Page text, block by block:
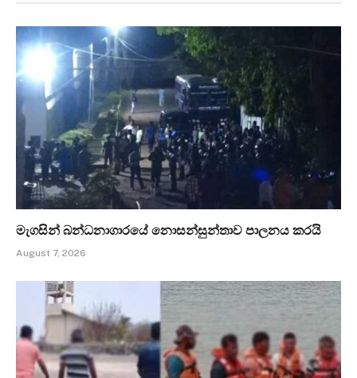
මැගසින් බන්ධනාගාරයේ නොසන්සුන්තාව පාලනය කරයි
August 7, 2026